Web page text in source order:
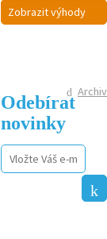
Zobrazit výhody
Archiv
Odebírat
novinky